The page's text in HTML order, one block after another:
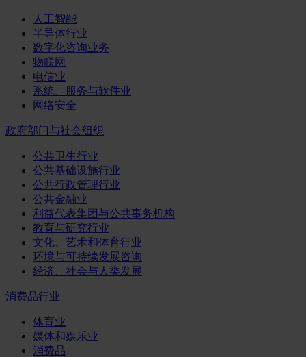
人工智能
半导体行业
数字化咨询业务
物联网
电信业
系统、服务与软件业
网络安全
政府部门与社会组织
公共卫生行业
公共基础设施行业
公共行政管理行业
公共金融业
利益代表集团与公共事务机构
教育与研究行业
文化、艺术和体育行业
环境与可持续发展咨询
经济、社会与人类发展
消费品行业
体育业
媒体和娱乐业
消费品